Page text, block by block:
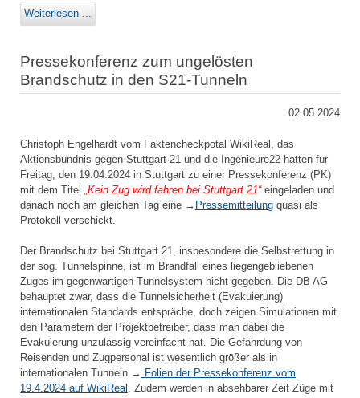
Weiterlesen ...
Pressekonferenz zum ungelösten
Brandschutz in den S21-Tunneln
02.05.2024
Christoph Engelhardt vom Faktencheckpotal WikiReal, das
Aktionsbündnis gegen Stuttgart 21 und die Ingenieure22 hatten für
Freitag, den 19.04.2024 in Stuttgart zu einer Pressekonferenz (PK)
mit dem Titel „Kein Zug wird fahren bei Stuttgart 21“eingeladen und
danach noch am gleichen Tag eine → Pressemitteilung quasi als
Protokoll verschickt.
Der Brandschutz bei Stuttgart 21, insbesondere die Selbstrettung in
der sog. Tunnelspinne, ist im Brandfall eines liegengebliebenen
Zuges im gegenwärtigen Tunnelsystem nicht gegeben. Die DB AG
behauptet zwar, dass die Tunnelsicherheit (Evakuierung)
internationalen Standards entspräche, doch zeigen Simulationen mit
den Parametern der Projektbetreiber, dass man dabei die
Evakuierung unzulässig vereinfacht hat. Die Gefährdung von
Reisenden und Zugpersonal ist wesentlich größer als in
internationalen Tunneln → Folien der Pressekonferenz vom
19.4.2024 auf WikiReal . Zudem werden in absehbarer Zeit Züge mit